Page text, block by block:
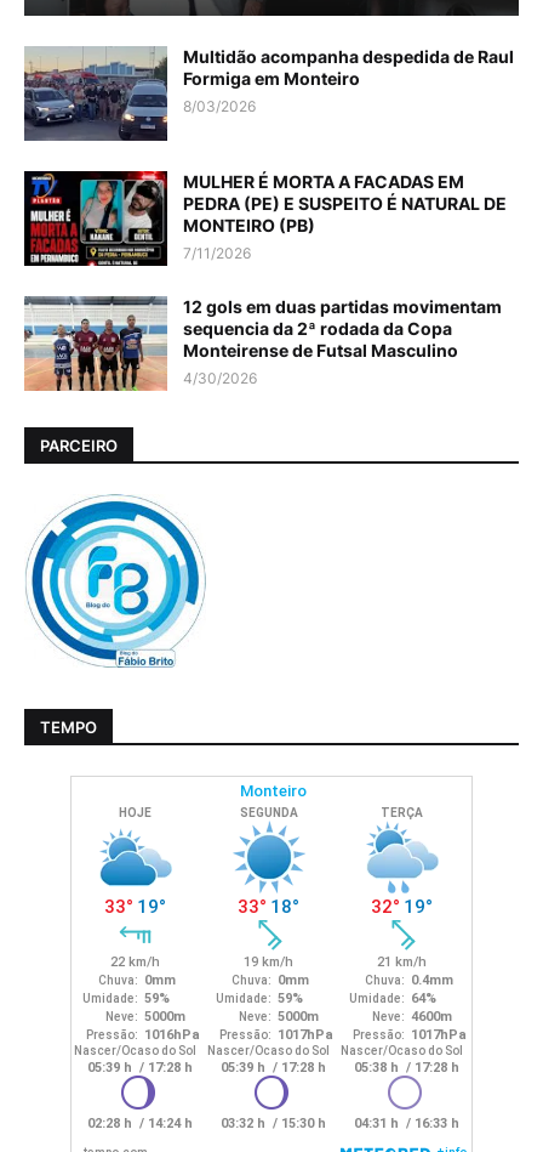
Multidão acompanha despedida de Raul
Formiga em Monteiro
8/03/2026
MULHER É MORTA A FACADAS EM
PEDRA (PE) E SUSPEITO É NATURAL DE
MONTEIRO (PB)
7/11/2026
12 gols em duas partidas movimentam
sequencia da 2ª rodada da Copa
Monteirense de Futsal Masculino
4/30/2026
PARCEIRO
TEMPO